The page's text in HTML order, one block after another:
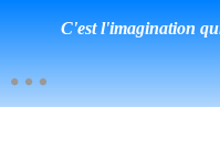
C'est l'imagination